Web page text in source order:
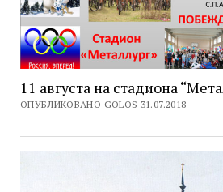
11 августа на стадиона
ОПУБЛИКОВАНО GOLOS 31.07.2018